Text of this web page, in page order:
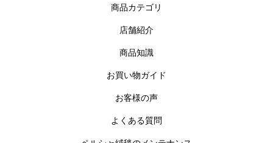
商品カテゴリ
店舗紹介
商品知識
お買い物ガイド
お客様の声
よくある質問